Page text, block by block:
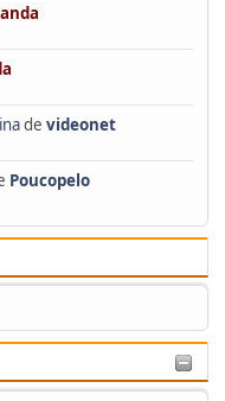
de videonet
Poucopelo